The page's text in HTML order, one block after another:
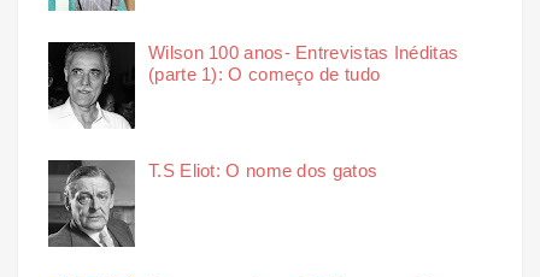
Wilson 100 anos- Entrevistas Inéditas
(parte 1): O começo de tudo
T.S Eliot: O nome dos gatos